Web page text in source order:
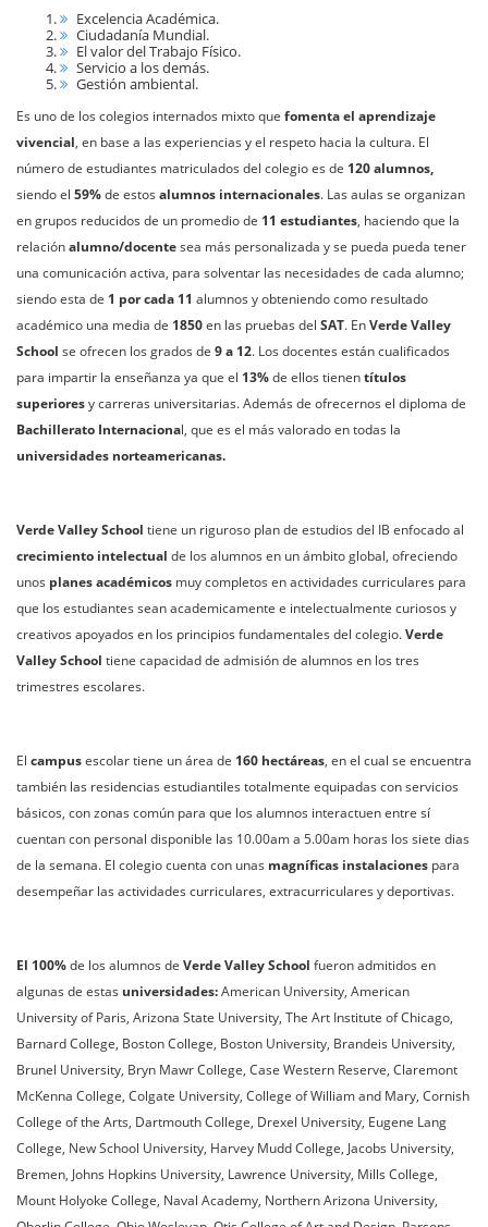
Excelencia Académica.
Ciudadanía Mundial.
El valor del Trabajo Físico.
Servicio a los demás.
Gestión ambiental.
Es uno de los colegios internados mixto que fomenta el aprendizaje
vivencial, en base a las experiencias y el respeto hacia la cultura. El
número de estudiantes matriculados del colegio es de 120 alumnos,
siendo el 59%de estos alumnos internacionales. Las aulas se organizan
en grupos reducidos de un promedio de 11 estudiantes, haciendo que la
relaciónalumno/docentesea más personalizada y se pueda pueda tener
una comunicación activa, para solventar las necesidades de cada alumno;
siendo esta de 1 por cada 11 alumnos y obteniendo como resultado
académico una media de 1850en las pruebas del SAT. EnVerde Valley
School se ofrecen los grados de 9 a 12. Los docentes están cualificados
para impartir la enseñanza ya que el 13%de ellos tienentítulos
superioresy carreras universitarias. Además de ofrecernos el diploma de
Bachillerato Internacional, que es el más valorado en todas la
universidades norteamericanas.
Verde Valley School tiene un riguroso plan de estudios del IB enfocado al
crecimiento intelectual de los alumnos en un ámbito global, ofreciendo
unos planes académicos muy completos en actividades curriculares para
que los estudiantes sean academicamente e intelectualmente curiosos y
creativos apoyados en los principios fundamentales del colegio.Verde
Valley School tiene capacidad de admisión de alumnos en los tres
trimestres escolares.
El campusescolar tiene un área de 160 hectáreas, en el cual se encuentra
también las residencias estudiantiles totalmente equipadas con servicios
básicos, con zonas común para que los alumnos interactuen entre sí
cuentan con personal disponible las 10.00am a 5.00am horas los siete dias
de la semana. El colegio cuenta con unas magníficas instalaciones para
desempeñar las actividades curriculares, extracurriculares y deportivas.
El 100%de los alumnos de Verde Valley School fueron admitidos en
algunas de estas universidades:American University, American
University of Paris, Arizona State University, The Art Institute of Chicago,
Barnard College, Boston College, Boston University, Brandeis University,
Brunel University, Bryn Mawr College, Case Western Reserve, Claremont
McKenna College, Colgate University, College of William and Mary, Cornish
College of the Arts, Dartmouth College, Drexel University, Eugene Lang
College, New School University, Harvey Mudd College, Jacobs University,
Bremen, Johns Hopkins University, Lawrence University, Mills College,
Mount Holyoke College, Naval Academy, Northern Arizona University,